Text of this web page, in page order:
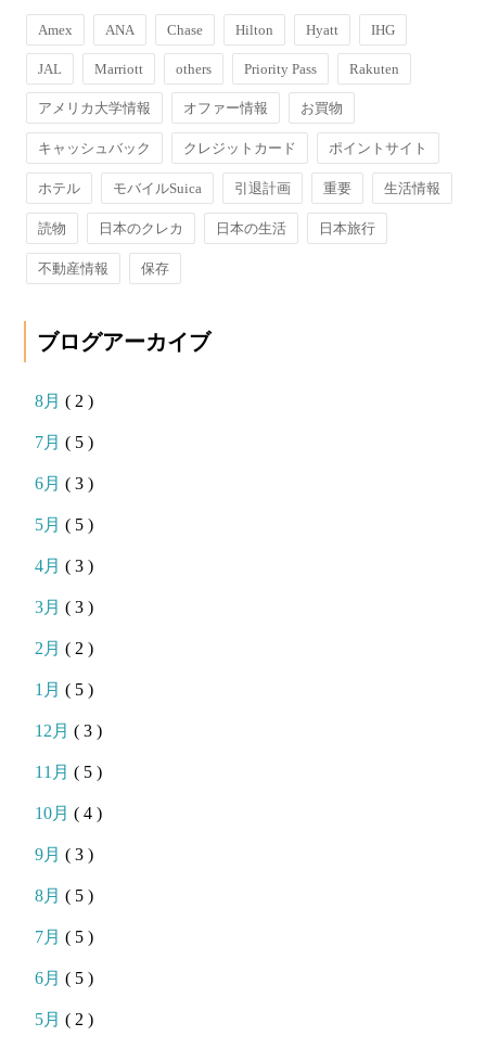
Amex ANA Chase Hilton Hyatt IHG
JAL Marriott others Priority Pass Rakuten
アメリカ大学情報 オファー情報 お買物
キャッシュバック クレジットカード ポイントサイト
ホテル モバイルSuica 引退計画 重要 生活情報
読物 日本のクレカ 日本の生活 日本旅行
不動産情報 保存
ブログアーカイブ
8月( 2 )
7月( 5 )
6月( 3 )
5月( 5 )
4月( 3 )
3月( 3 )
2月( 2 )
1月( 5 )
12月( 3 )
11月( 5 )
10月( 4 )
9月( 3 )
8月( 5 )
7月( 5 )
6月( 5 )
5月( 2 )